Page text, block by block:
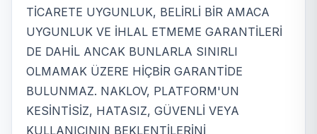
TİCARETE UYGUNLUK, BELİRLİ BİR AMACA
UYGUNLUK VE İHLAL ETMEME GARANTİLERİ
DE DAHİL ANCAK BUNLARLA SINIRLI
OLMAMAK ÜZERE HİÇBİR GARANTİDE
BULUNMAZ. NAKLOV, PLATFORM'UN
KESİNTİSİZ, HATASIZ, GÜVENLİ VEYA
KULLANICININ BEKLENTİLERİNİ